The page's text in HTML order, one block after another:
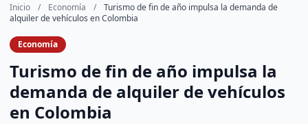
Inicio / Economía /
Turismo de fin de año impulsa la demanda de
alquiler de vehículos en Colombia
Economía
Turismo de fin de año impulsa la
demanda de alquiler de vehículos
en Colombia